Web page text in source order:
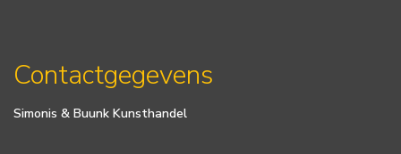
Contactgegevens
Simonis & Buunk Kunsthandel